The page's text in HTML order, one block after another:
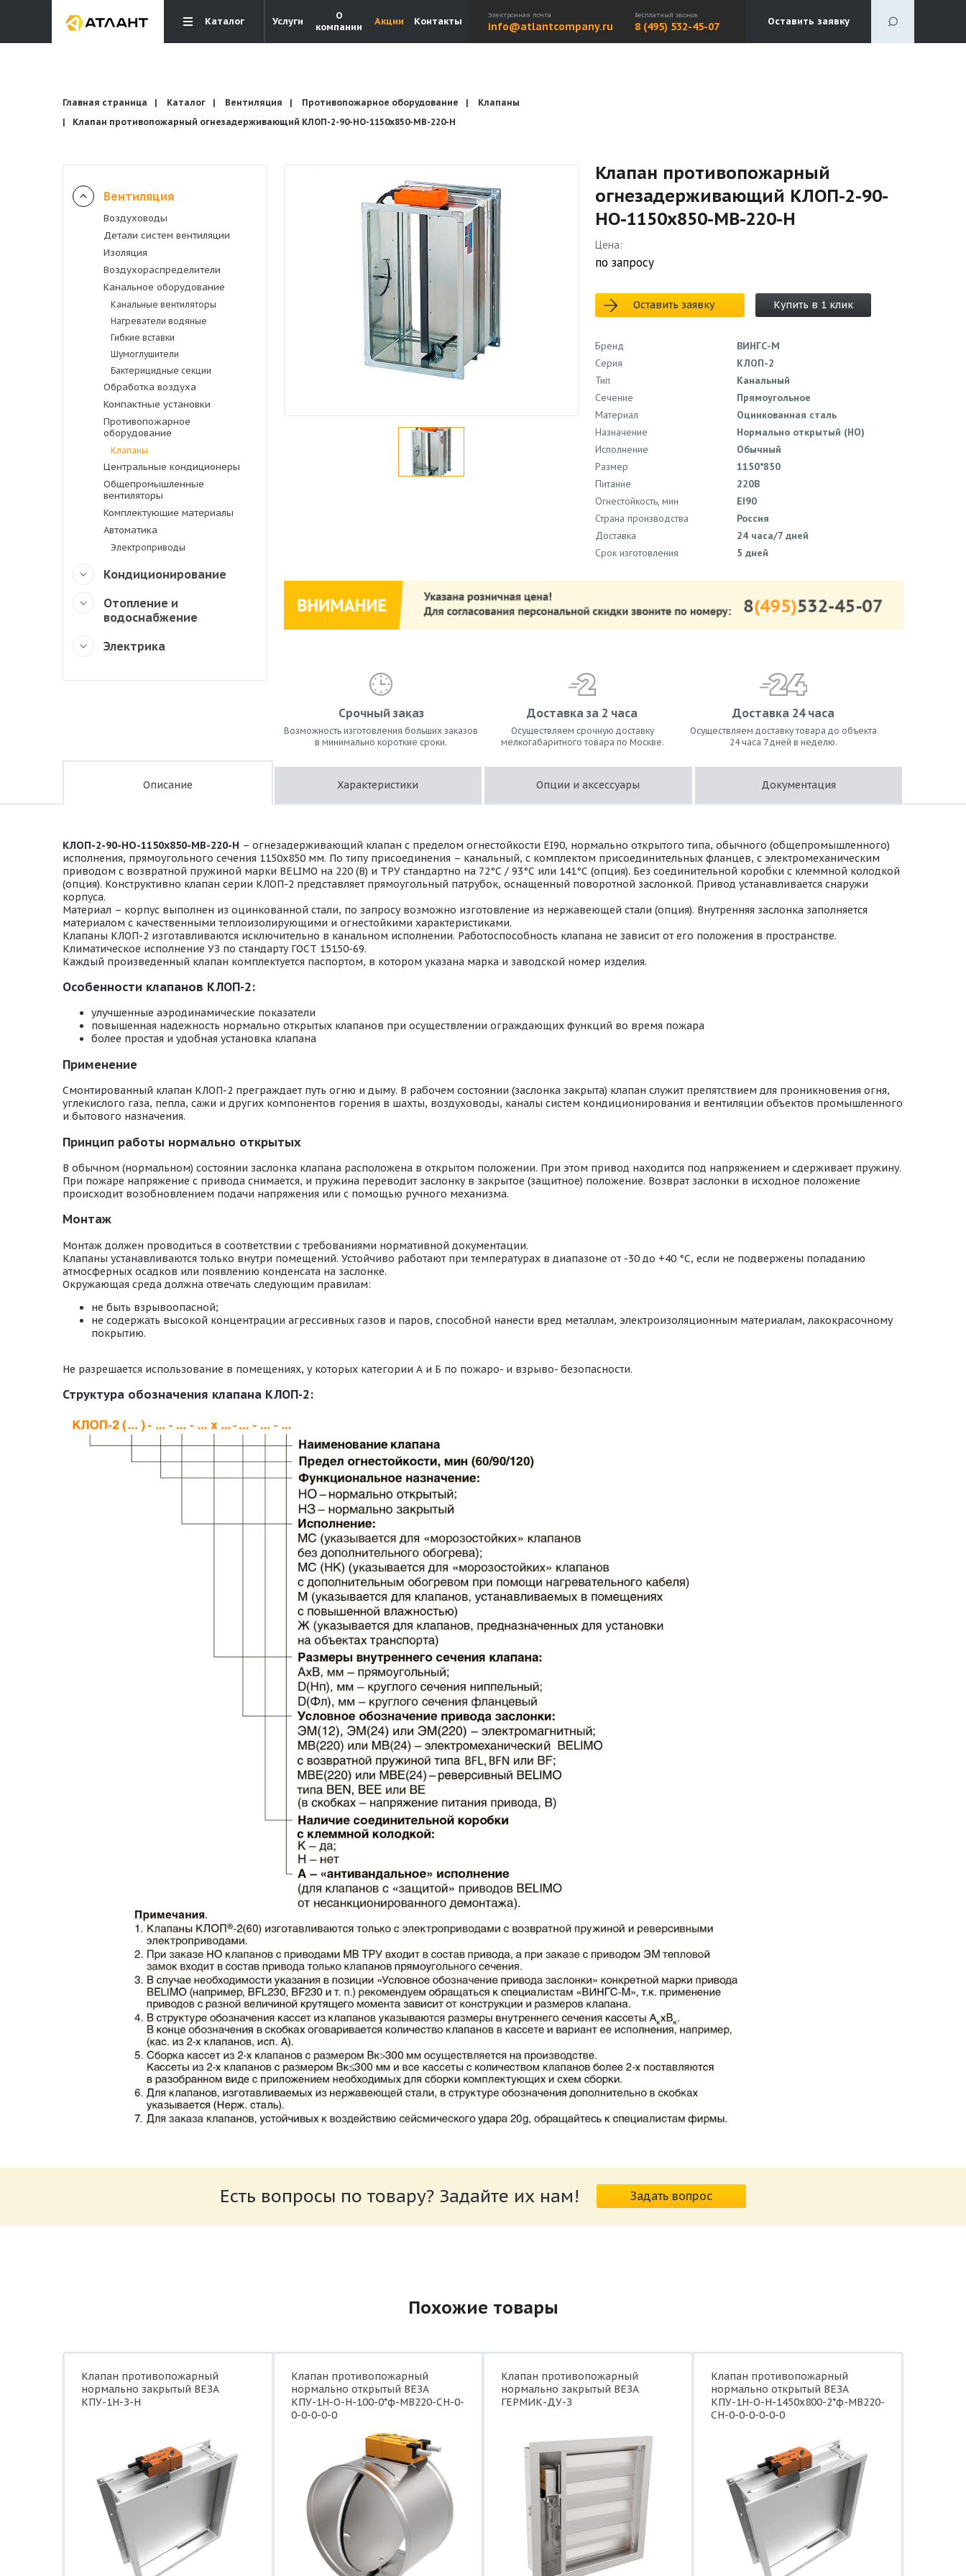
Каталог Услуги
О
компании
Акции Контакты
Электронная почта
info@atlantcompany.ru
Бесплатный звонок
8 (495) 532-45-07 Оставить заявку
Кондиционирование
Отопление и водоснабжение
Электрика
Главная страница Каталог Вентиляция Противопожарное оборудование
Клапаны
Клапан противопожарный огнезадерживающий КЛОП-2-90-НО-1150х850-МВ-220-Н
Вентиляция
Воздуховоды
Детали систем вентиляции
Изоляция
Воздухораспределители
Канальное оборудование
Канальные вентиляторы
Нагреватели водяные
Гибкие вставки
Шумоглушители
Бактерицидные секции
Обработка воздуха
Компактные установки
Противопожарное
оборудование
Клапаны
Центральные кондиционеры
Общепромышленные
вентиляторы
Комплектующие материалы
Автоматика
Электроприводы
Кондиционирование
Отопление и
водоснабжение
Электрика
Клапан противопожарный
огнезадерживающий КЛОП-2-90-
НО-1150х850-МВ-220-Н
Цена:
по запросу
Оставить заявку Купить в 1 клик
Бренд
ВИНГС-М
Серия
КЛОП-2
Тип
Канальный
Сечение
Прямоугольное
Материал
Оцинкованная сталь
Назначение
Нормально открытый (НО)
Исполнение
Обычный
Размер
1150*850
Питание
220В
Огнестойкость, мин
EI90
Страна производства
Россия
Доставка
24 часа/7 дней
Срок изготовления
5 дней
Срочный заказ
Возможность изготовления больших заказов
в минимально короткие сроки.
Доставка за 2 часа
Осуществляем срочную доставку
мелкогабаритного товара по Москве.
Доставка 24 часа
Осуществляем доставку товара до объекта
24 часа 7 дней в неделю.
Описание Характеристики Опции и аксессуары Документация
КЛОП-2-90-НО-1150х850-МВ-220-Н – огнезадерживающий клапан с пределом огнестойкости EI90, нормально открытого типа, обычного (общепромышленного)
исполнения, прямоугольного сечения 1150х850 мм. По типу присоединения – канальный, с комплектом присоединительных фланцев, с электромеханическим
приводом с возвратной пружиной марки BELIMO на 220 (В) и ТРУ стандартно на 72°С / 93°С или 141°С (опция). Без соединительной коробки с клеммной колодкой
(опция). Конструктивно клапан серии КЛОП-2 представляет прямоугольный патрубок, оснащенный поворотной заслонкой. Привод устанавливается снаружи
корпуса.
Материал – корпус выполнен из оцинкованной стали, по запросу возможно изготовление из нержавеющей стали (опция). Внутренняя заслонка заполняется
материалом с качественными теплоизолирующими и огнестойкими характеристиками.
Клапаны КЛОП-2 изготавливаются исключительно в канальном исполнении. Работоспособность клапана не зависит от его положения в пространстве.
Климатическое исполнение УЗ по стандарту ГОСТ 15150-69.
Каждый произведенный клапан комплектуется паспортом, в котором указана марка и заводской номер изделия.
Особенности клапанов КЛОП-2:
улучшенные аэродинамические показатели
повышенная надежность нормально открытых клапанов при осуществлении ограждающих функций во время пожара
более простая и удобная установка клапана
Применение
Смонтированный клапан КЛОП-2 преграждает путь огню и дыму. В рабочем состоянии (заслонка закрыта) клапан служит препятствием для проникновения огня,
углекислого газа, пепла, сажи и других компонентов горения в шахты, воздуховоды, каналы систем кондиционирования и вентиляции объектов промышленного
и бытового назначения.
Принцип работы нормально открытых
В обычном (нормальном) состоянии заслонка клапана расположена в открытом положении. При этом привод находится под напряжением и сдерживает пружину.
При пожаре напряжение с привода снимается, и пружина переводит заслонку в закрытое (защитное) положение. Возврат заслонки в исходное положение
происходит возобновлением подачи напряжения или с помощью ручного механизма.
Монтаж
Монтаж должен проводиться в соответствии с требованиями нормативной документации.
Клапаны устанавливаются только внутри помещений. Устойчиво работают при температурах в диапазоне от -30 до +40 °С, если не подвержены попаданию
атмосферных осадков или появлению конденсата на заслонке.
Окружающая среда должна отвечать следующим правилам:
не быть взрывоопасной;
не содержать высокой концентрации агрессивных газов и паров, способной нанести вред металлам, электроизоляционным материалам, лакокрасочному
покрытию.
Не разрешается использование в помещениях, у которых категории А и Б по пожаро- и взрыво- безопасности.
Структура обозначения клапана КЛОП-2:
Размер: 862.34 Кб
Характеристики и схемы подключения приводов КЛОП-2.pdf
Есть вопросы по товару? Задайте их нам! Задать вопрос
Похожие товары
Клапан противопожарный
нормально закрытый ВЕЗА
КПУ-1Н-З-Н
Клапан противопожарный
нормально открытый ВЕЗА
КПУ-1Н-О-Н-100-0*ф-МВ220-СН-0-
0-0-0-0-0
Клапан противопожарный
нормально закрытый ВЕЗА
ГЕРМИК-ДУ-З
Клапан противопожарный
нормально открытый ВЕЗА
КПУ-1Н-О-Н-1450x800-2*ф-МВ220-
СН-0-0-0-0-0-0